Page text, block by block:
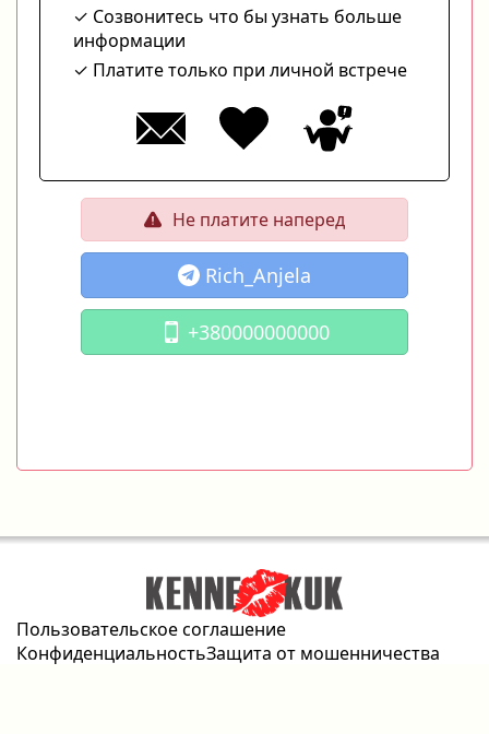
Созвонитесь что бы узнать больше
информации
Платите только при личной встрече
Не платите наперед
Rich_Anjela
+380000000000
Пользовательское соглашение
КонфиденциальностьЗащита от мошенничества